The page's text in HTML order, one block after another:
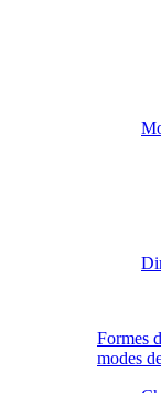
Formes
modes